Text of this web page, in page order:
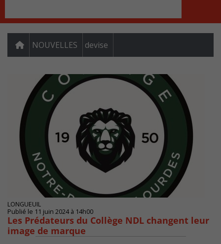
NOUVELLES devise
LONGUEUIL
Publié le 11 juin 2024 à 14h00
Les Prédateurs du Collège NDL changent leur
image de marque